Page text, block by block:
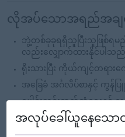
လိုအပ်သောအရည်အချ
ဘွဲ့တစ်ခုခုရရှိသူပြီးသူဖြစ်ရမ
လည်းလျှောက်ထားနိုင်ပါသ
ရိုးသားပြီး ကိုယ်ကျင့်တရားက
အခြေခံ အင်္ဂလိပ်စာနှင့် ကွန်
ပေါင်းသင်းဆက်ဆံရေးနှင့်
ဖြစ်ရမည်။
အဖွဲ့အစည်းဖြင့် အလုပ်လုပ်နိုင်
အလုပ်ခေါ်ယူနေသော